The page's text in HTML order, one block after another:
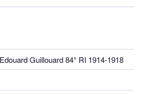
Guillouard 84° RI 1914-1918